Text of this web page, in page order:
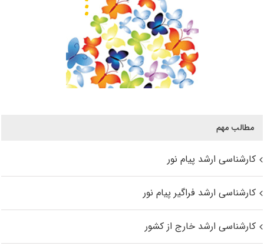
مطالب مهم
کارشناسی ارشد پیام نور
کارشناسی ارشد فراگیر پیام نور
کارشناسی ارشد خارج از کشور